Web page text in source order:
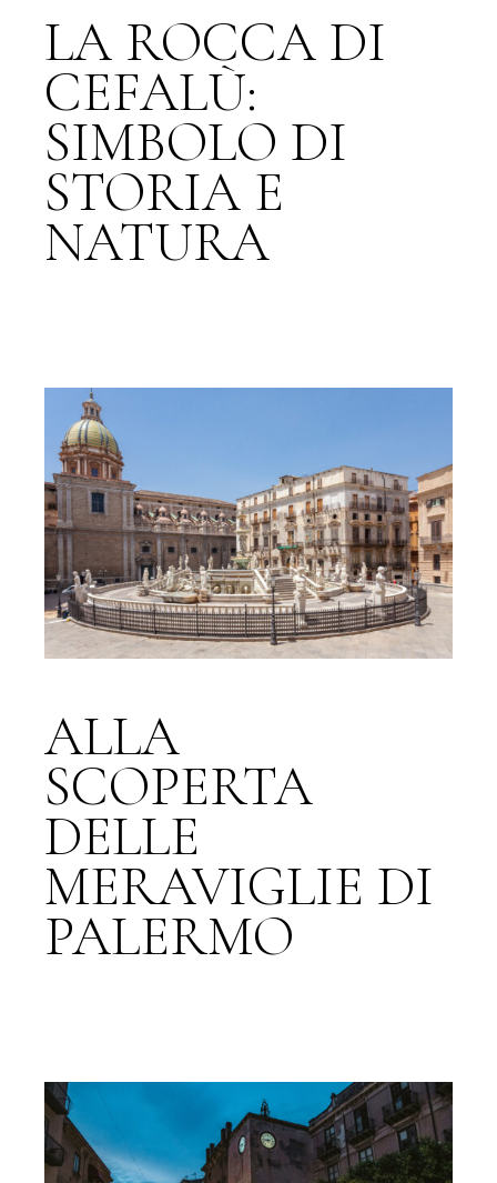
LA ROCCA DI
CEFALÙ:
SIMBOLO DI
STORIA E
NATURA
ALLA
SCOPERTA
DELLE
MERAVIGLIE DI
PALERMO